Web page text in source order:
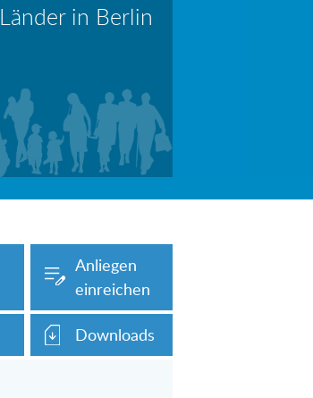
in Berlin
Information: Die Wohngeldstelle darf Nachweise über Bemühungen zur Aufnahme einer Erwerbstätigkeit fordern
auf dieser
Anliegen
einreichen
Downloads